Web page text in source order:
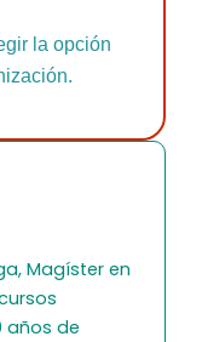
la opción
Magíster en
años de